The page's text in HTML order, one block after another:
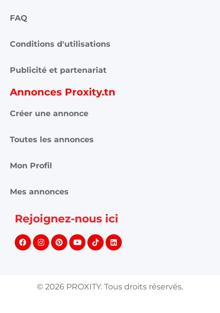
FAQ
Conditions d'utilisations
Publicité et partenariat
Annonces Proxity.tn
Créer une annonce
Toutes les annonces
Mon Profil
Mes annonces
Rejoignez-nous ici
© 2026 PROXITY. Tous droits réservés.